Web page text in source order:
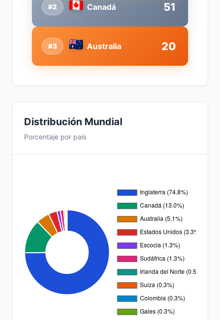
#2 Canadá 51
#3 Australia 20
Distribución Mundial
Porcentaje por país